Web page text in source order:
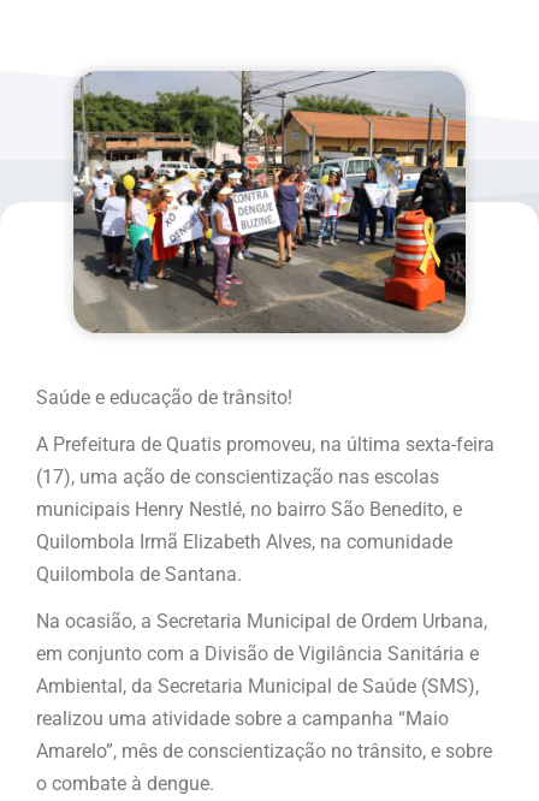
Saúde e educação de trânsito!
A Prefeitura de Quatis promoveu, na última sexta-feira
(17), uma ação de conscientização nas escolas
municipais Henry Nestlé, no bairro São Benedito, e
Quilombola Irmã Elizabeth Alves, na comunidade
Quilombola de Santana.
Na ocasião, a Secretaria Municipal de Ordem Urbana,
em conjunto com a Divisão de Vigilância Sanitária e
Ambiental, da Secretaria Municipal de Saúde (SMS),
realizou uma atividade sobre a campanha “Maio
Amarelo”, mês de conscientização no trânsito, e sobre
o combate à dengue.